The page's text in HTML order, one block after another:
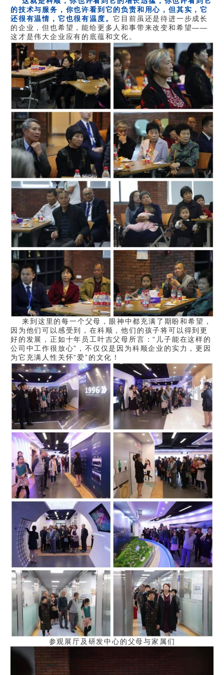
的技术与服务，你也许看到它的负责和用心，但其实，它
还很有温情，它也很有温度。它目前虽还是待进一步成长
的企业，但也希望，能给更多人和事带来改变和希望——
这才是伟大企业应有的底蕴和文化。
来到这里的每一个父母，眼神中都充满了期盼和希望，
因为他们可以感受到，在科顺，他们的孩子将可以得到更
好的发展，正如十年员工叶吉父母所言：“儿子能在这样的
公司中工作很放心”，不仅仅是因为科顺企业的实力，更因
为它充满人性关怀“爱”的文化！
参观展厅及研发中心的父母与家属们